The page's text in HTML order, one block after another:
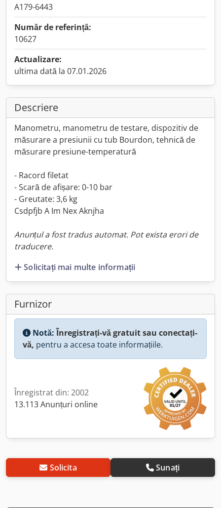
A179-6443
Număr de referință:
10627
Actualizare:
ultima dată la 07.01.2026
Descriere
Manometru, manometru de testare, dispozitiv de
măsurare a presiunii cu tub Bourdon, tehnică de
măsurare presiune-temperatură
- Racord filetat
- Scară de afișare: 0-10 bar
- Greutate: 3,6 kg
Csdpfjb A Im Nex Aknjha
Anunțul a fost tradus automat. Pot exista erori de
traducere.
Solicitați mai multe informații
Furnizor
Notă:Înregistrați-vă gratuit sau conectați-
vă, pentru a accesa toate informațiile.
Înregistrat din: 2002
13.113 Anunțuri online
Solicita Sunați